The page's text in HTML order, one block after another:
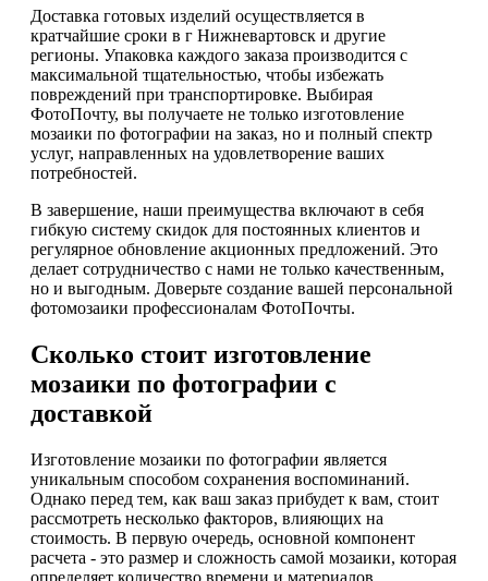
Доставка готовых изделий осуществляется в
кратчайшие сроки в г Нижневартовск и другие
регионы. Упаковка каждого заказа производится с
максимальной тщательностью, чтобы избежать
повреждений при транспортировке. Выбирая
ФотоПочту, вы получаете не только изготовление
мозаики по фотографии на заказ, но и полный спектр
услуг, направленных на удовлетворение ваших
потребностей.
В завершение, наши преимущества включают в себя
гибкую систему скидок для постоянных клиентов и
регулярное обновление акционных предложений. Это
делает сотрудничество с нами не только качественным,
но и выгодным. Доверьте создание вашей персональной
фотомозаики профессионалам ФотоПочты.
Сколько стоит изготовление
мозаики по фотографии с
доставкой
Изготовление мозаики по фотографии является
уникальным способом сохранения воспоминаний.
Однако перед тем, как ваш заказ прибудет к вам, стоит
рассмотреть несколько факторов, влияющих на
стоимость. В первую очередь, основной компонент
расчета - это размер и сложность самой мозаики, которая
определяет количество времени и материалов,